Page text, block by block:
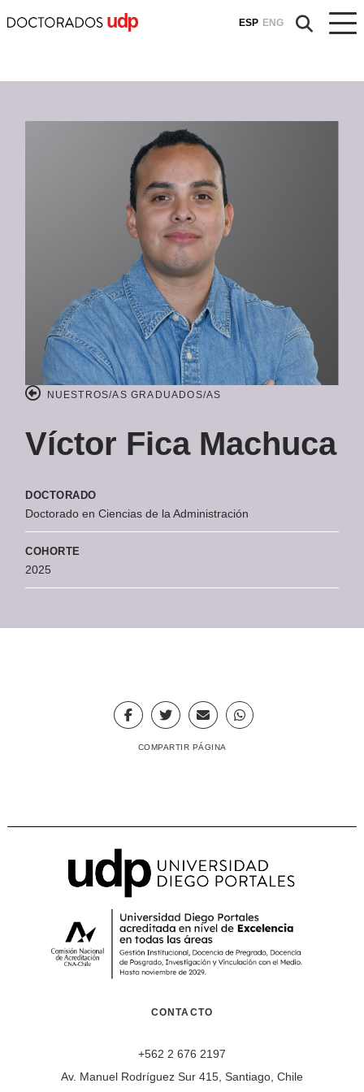
ESP ENG
NUESTROS/AS GRADUADOS/AS
Víctor Fica Machuca
DOCTORADO
Doctorado en Ciencias de la Administración
COHORTE
2025
COMPARTIR PÁGINA
CONTACTO
+562 2 676 2197
Av. Manuel Rodríguez Sur 415, Santiago, Chile